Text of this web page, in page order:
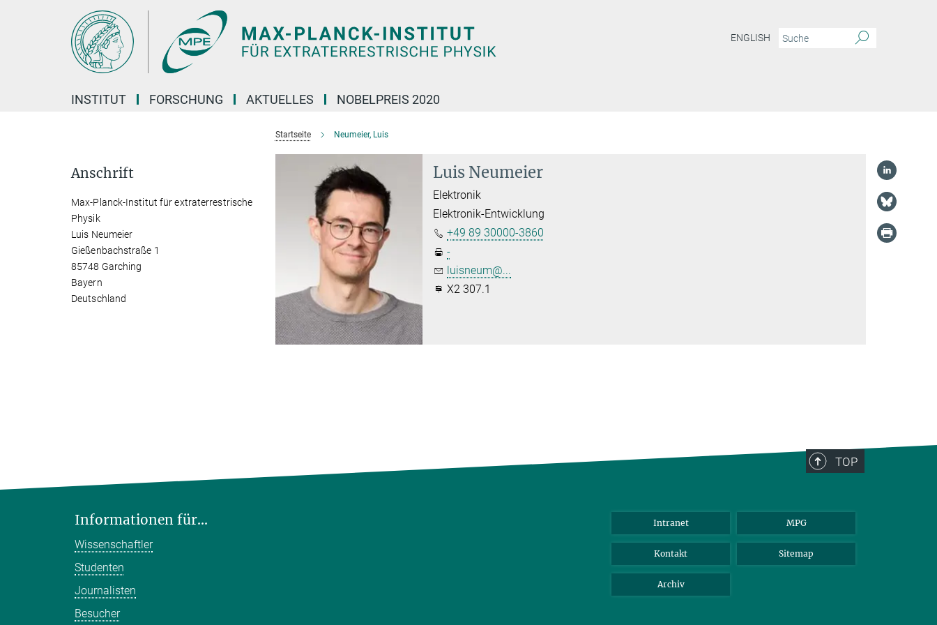
ENGLISH
INSTITUT FORSCHUNG AKTUELLES NOBELPREIS 2020
Startseite Neumeier, Luis
Luis Neumeier
Elektronik
Elektronik-Entwicklung
+49 89 30000-3860
-
luisneum@...
X2 307.1
Anschrift
Max-Planck-Institut für extraterrestrische
Physik
Luis Neumeier
Gießenbachstraße 1
85748 Garching
Bayern
Deutschland
TOP
Informationen für...
Wissenschaftler
Studenten
Journalisten
Besucher
Intranet MPG
Kontakt Sitemap
Archiv